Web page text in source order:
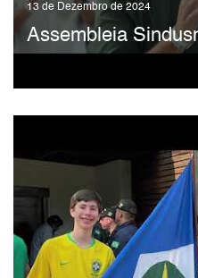
13 de Dezembro de 2024
Assembleia